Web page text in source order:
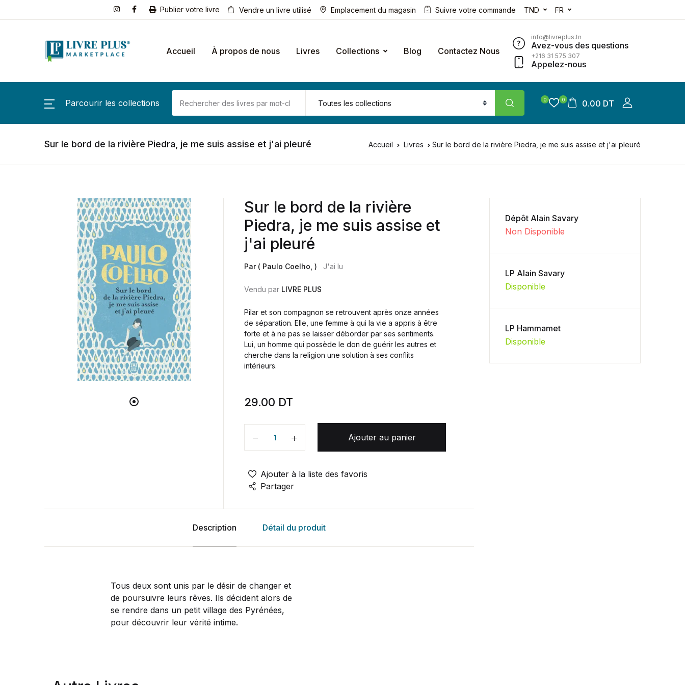
Publier votre livre Vendre un livre utilisé Emplacement du magasin Suivre votre commande TND FR
Accueil À propos de nous Livres Collections Blog Contactez Nous
info@livreplus.tn
Avez-vous des questions
+216 31 575 307
Appelez-nous
Parcourir les collections 0 0 0.00 DT
Sur le bord de la rivière Piedra, je me suis assise et j'ai pleuré Accueil Livres Sur le bord de la rivière Piedra, je me suis assise et j'ai pleuré
Sur le bord de la rivière
Piedra, je me suis assise et
j'ai pleuré
Par ( Paulo Coelho, ) J'ai lu
Vendu par LIVRE PLUS
Pilar et son compagnon se retrouvent après onze années
de séparation. Elle, une femme à qui la vie a appris à être
forte et à ne pas se laisser déborder par ses sentiments.
Lui, un homme qui possède le don de guérir les autres et
cherche dans la religion une solution à ses conflits
intérieurs.
29.00 DT
Quantité
Ajouter au panier
Ajouter à la liste des favoris
Partager
Description Détail du produit
Tous deux sont unis par le désir de changer et
de poursuivre leurs rêves. Ils décident alors de
se rendre dans un petit village des Pyrénées,
pour découvrir leur vérité intime.
Dépôt Alain Savary
Non Disponible
LP Alain Savary
Disponible
LP Hammamet
Disponible